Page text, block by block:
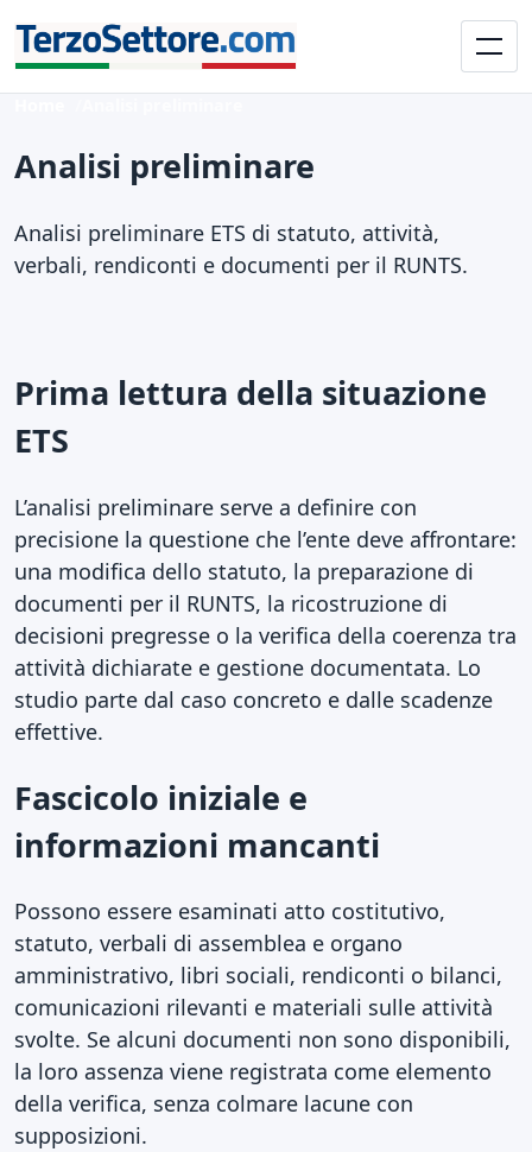
Analisi preliminare
Analisi preliminare ETS di statuto, attività,
verbali, rendiconti e documenti per il RUNTS.
Prima lettura della situazione
ETS
L’analisi preliminare serve a definire con
precisione la questione che l’ente deve affrontare:
una modifica dello statuto, la preparazione di
documenti per il RUNTS, la ricostruzione di
decisioni pregresse o la verifica della coerenza tra
attività dichiarate e gestione documentata. Lo
studio parte dal caso concreto e dalle scadenze
effettive.
Fascicolo iniziale e
informazioni mancanti
Possono essere esaminati atto costitutivo,
statuto, verbali di assemblea e organo
amministrativo, libri sociali, rendiconti o bilanci,
comunicazioni rilevanti e materiali sulle attività
svolte. Se alcuni documenti non sono disponibili,
la loro assenza viene registrata come elemento
della verifica, senza colmare lacune con
supposizioni.